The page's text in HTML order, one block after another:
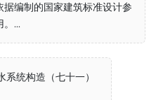
编制的国家建筑标准设计参
。...
统构造（七十一）